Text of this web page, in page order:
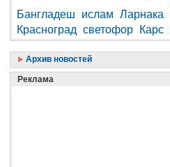
Бангладеш
ислам Ларнака
Красноград светофор Карс
Архив новостей
Реклама